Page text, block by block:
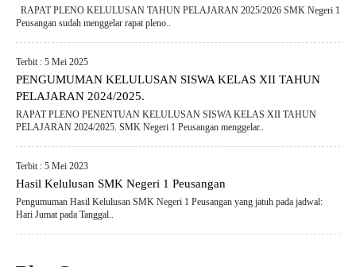
RAPAT PLENO KELULUSAN TAHUN PELAJARAN 2025/2026 SMK Negeri 1
Peusangan sudah menggelar rapat pleno..
Terbit : 5 Mei 2025
PENGUMUMAN KELULUSAN SISWA KELAS XII TAHUN
PELAJARAN 2024/2025.
RAPAT PLENO PENENTUAN KELULUSAN SISWA KELAS XII TAHUN
PELAJARAN 2024/2025. SMK Negeri 1 Peusangan menggelar..
Terbit : 5 Mei 2023
Hasil Kelulusan SMK Negeri 1 Peusangan
Pengumuman Hasil Kelulusan SMK Negeri 1 Peusangan yang jatuh pada jadwal:
Hari Jumat pada Tanggal..